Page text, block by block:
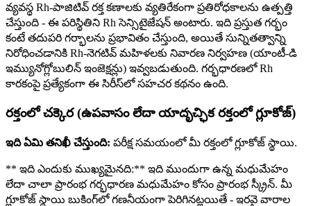
వ్యవస్థ Rh-పాజిటివ్ రక్త కణాలకు వ్యతిరేకంగా ప్రతిరోధకాలను ఉత్పత్తి
చేస్తుంది - ఈ పరిస్థితిని Rh సెన్సిటైజేషన్ అంటారు. ఇది ప్రస్తుత గర్భం
కంటే తదుపరి గర్భాలను ప్రభావితం చేస్తుంది, అయితే సున్నితత్వాన్ని
నిరోధించడానికి Rh-నెగటివ్ మహిళలకు నివారణ నిర్వహణ (యాంటీ-డి
ఇమ్యునోగ్లోబులిన్ ఇంజెక్షన్లు) ఇవ్వబడుతుంది. గర్భధారణలో Rh
కారకంపై ప్రత్యేకంగా ఈ సిరీస్‌లో సహచర కథనం ఉంది.
రక్తంలో చక్కెర (ఉపవాసం లేదా యాదృచ్ఛిక రక్తంలో గ్లూకోజ్)
ఇది ఏమి తనిఖీ చేస్తుంది: పరీక్ష సమయంలో మీ రక్తంలో గ్లూకోజ్ స్థాయి.
** ఇది ఎందుకు ముఖ్యమైనది:** ఇది ముందుగా ఉన్న మధుమేహం
లేదా చాలా ప్రారంభ గర్భధారణ మధుమేహం కోసం ప్రారంభ స్క్రీన్. మీ
గ్లూకోజ్ స్థాయి బుకింగ్‌లో గణనీయంగా పెరిగినట్లయితే - ఇరవై వారాల